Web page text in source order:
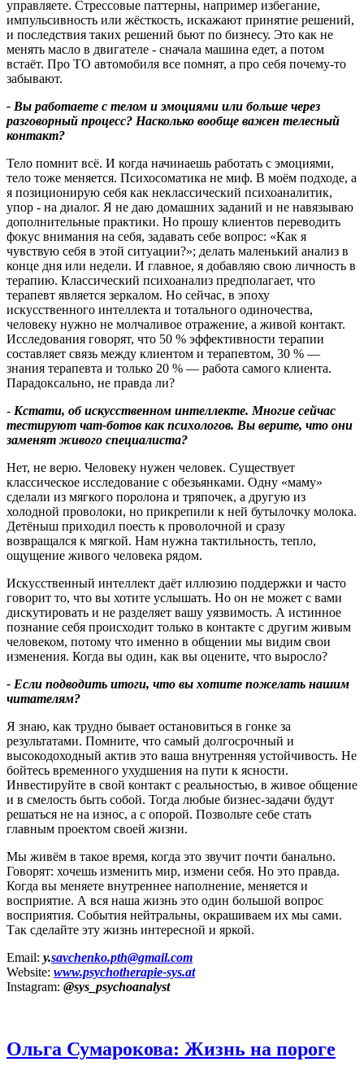
управляете. Стрессовые паттерны, например избегание,
импульсивность или жёсткость, искажают принятие решений,
и последствия таких решений бьют по бизнесу. Это как не
менять масло в двигателе - сначала машина едет, а потом
встаёт. Про ТО автомобиля все помнят, а про себя почему‑то
забывают.
- Вы работаете с телом и эмоциями или больше через
разговорный процесс? Насколько вообще важен телесный
контакт?
Тело помнит всё. И когда начинаешь работать с эмоциями,
тело тоже меняется. Психосоматика не миф. В моём подходе, а
я позиционирую себя как неклассический психоаналитик,
упор - на диалог. Я не даю домашних заданий и не навязываю
дополнительные практики. Но прошу клиентов переводить
фокус внимания на себя, задавать себе вопрос: «Как я
чувствую себя в этой ситуации?»; делать маленький анализ в
конце дня или недели. И главное, я добавляю свою личность в
терапию. Классический психоанализ предполагает, что
терапевт является зеркалом. Но сейчас, в эпоху
искусственного интеллекта и тотального одиночества,
человеку нужно не молчаливое отражение, а живой контакт.
Исследования говорят, что 50 % эффективности терапии
составляет связь между клиентом и терапевтом, 30 % —
знания терапевта и только 20 % — работа самого клиента.
Парадоксально, не правда ли?
- Кстати, об искусственном интеллекте. Многие сейчас
тестируют чат‑ботов как психологов. Вы верите, что они
заменят живого специалиста?
Нет, не верю. Человеку нужен человек. Существует
классическое исследование с обезьянками. Одну «маму»
сделали из мягкого поролона и тряпочек, а другую из
холодной проволоки, но прикрепили к ней бутылочку молока.
Детёныш приходил поесть к проволочной и сразу
возвращался к мягкой. Нам нужна тактильность, тепло,
ощущение живого человека рядом.
Искусственный интеллект даёт иллюзию поддержки и часто
говорит то, что вы хотите услышать. Но он не может с вами
дискутировать и не разделяет вашу уязвимость. А истинное
познание себя происходит только в контакте с другим живым
человеком, потому что именно в общении мы видим свои
изменения. Когда вы один, как вы оцените, что выросло?
- Если подводить итоги, что вы хотите пожелать нашим
читателям?
Я знаю, как трудно бывает остановиться в гонке за
результатами. Помните, что самый долгосрочный и
высокодоходный актив это ваша внутренняя устойчивость. Не
бойтесь временного ухудшения на пути к ясности.
Инвестируйте в свой контакт с реальностью, в живое общение
и в смелость быть собой. Тогда любые бизнес‑задачи будут
решаться не на износ, а с опорой. Позвольте себе стать
главным проектом своей жизни.
Мы живём в такое время, когда это звучит почти банально.
Говорят: хочешь изменить мир, измени себя. Но это правда.
Когда вы меняете внутреннее наполнение, меняется и
восприятие. А вся наша жизнь это один большой вопрос
восприятия. События нейтральны, окрашиваем их мы сами.
Так сделайте эту жизнь интересной и яркой.
Email: у.savchenko.pth@gmail.com
Website: www.psychotherapie-sys.at
Instagram: @sys_psychoanalyst
Ольга Сумарокова: Жизнь на пороге